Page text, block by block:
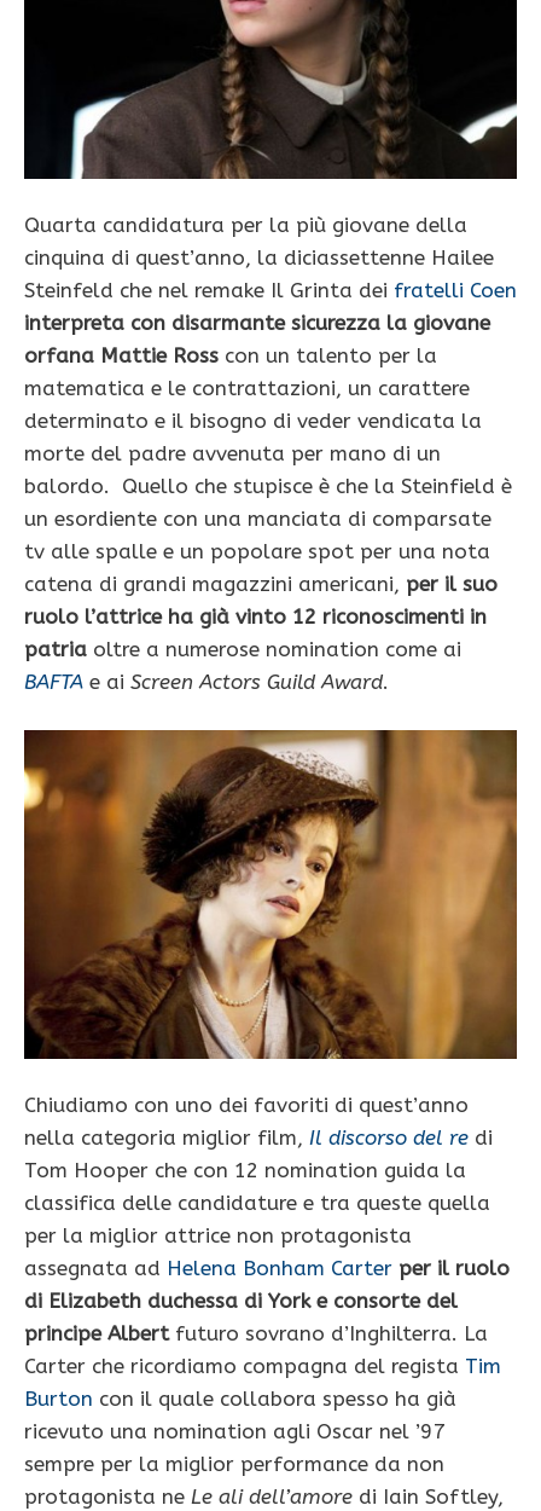
Quarta candidatura per la più giovane della
cinquina di quest’anno, la diciassettenne Hailee
Steinfeld che nel remake Il Grinta dei fratelli Coen
interpreta con disarmante sicurezza la giovane
orfana Mattie Ross con un talento per la
matematica e le contrattazioni, un carattere
determinato e il bisogno di veder vendicata la
morte del padre avvenuta per mano di un
balordo. Quello che stupisce è che la Steinfield è
un esordiente con una manciata di comparsate
tv alle spalle e un popolare spot per una nota
catena di grandi magazzini americani, per il suo
ruolo l’attrice ha già vinto 12 riconoscimenti in
patria oltre a numerose nomination come ai
BAFTA e ai Screen Actors Guild Award.
Chiudiamo con uno dei favoriti di quest’anno
nella categoria miglior film, Il discorso del re di
Tom Hooper che con 12 nomination guida la
classifica delle candidature e tra queste quella
per la miglior attrice non protagonista
assegnata ad Helena Bonham Carter per il ruolo
di Elizabeth duchessa di York e consorte del
principe Albertfuturo sovrano d’Inghilterra. La
Carter che ricordiamo compagna del regista Tim
Burton con il quale collabora spesso ha già
ricevuto una nomination agli Oscar nel ’97
sempre per la miglior performance da non
protagonista ne Le ali dell’amore di Iain Softley,